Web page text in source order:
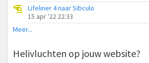
Lifeliner 4 naar Sibculo
15 apr '22 22:33
Meer...
Helivluchten op jouw website?